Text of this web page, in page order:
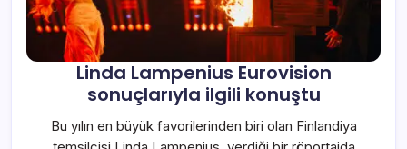
Linda Lampenius Eurovision
sonuçlarıyla ilgili konuştu
Bu yılın en büyük favorilerinden biri olan Finlandiya